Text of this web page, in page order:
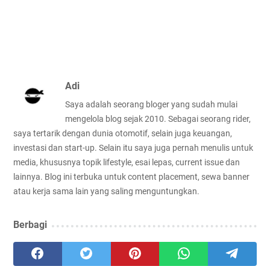
Adi
Saya adalah seorang bloger yang sudah mulai
mengelola blog sejak 2010. Sebagai seorang rider,
saya tertarik dengan dunia otomotif, selain juga keuangan,
investasi dan start-up. Selain itu saya juga pernah menulis untuk
media, khususnya topik lifestyle, esai lepas, current issue dan
lainnya. Blog ini terbuka untuk content placement, sewa banner
atau kerja sama lain yang saling menguntungkan.
Berbagi